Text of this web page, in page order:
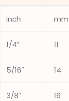
inch mm
1/4″ 11
5/16″ 14
3/8″ 16